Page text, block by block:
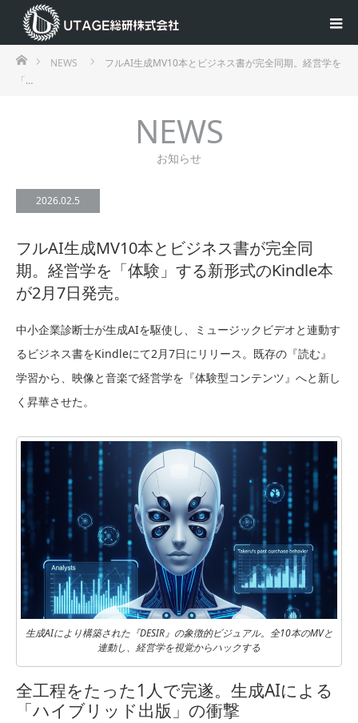
ホームNEWS
フルAI生成MV10本とビジネス書が完全同期。経営学を
「…
NEWS
お知らせ
2026.02.5
フルAI生成MV10本とビジネス書が完全同
期。経営学を「体験」する新形式のKindle本
が2月7日発売。
中小企業診断士が生成AIを駆使し、ミュージックビデオと連動す
るビジネス書をKindleにて2月7日にリリース。既存の『読む』
学習から、映像と音楽で経営学を『体験型コンテンツ』へと新し
く昇華させた。
生成AIにより構築された『DESIR』の象徴的ビジュアル。全10本のMVと
連動し、経営学を視覚からハックする
全工程をたった1人で完遂。生成AIによる
「ハイブリッド出版」の衝撃